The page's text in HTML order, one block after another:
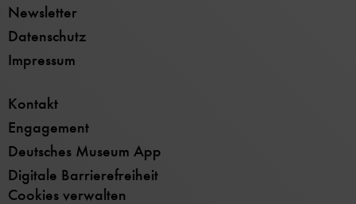
Newsletter
Datenschutz
Impressum
Kontakt
Engagement
Deutsches Museum App
Digitale Barrierefreiheit
Cookies verwalten